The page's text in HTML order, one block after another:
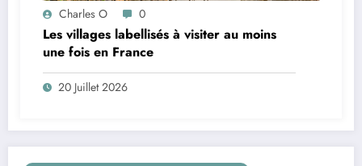
Charles O 0
Les villages labellisés à visiter au moins
une fois en France
20 Juillet 2026